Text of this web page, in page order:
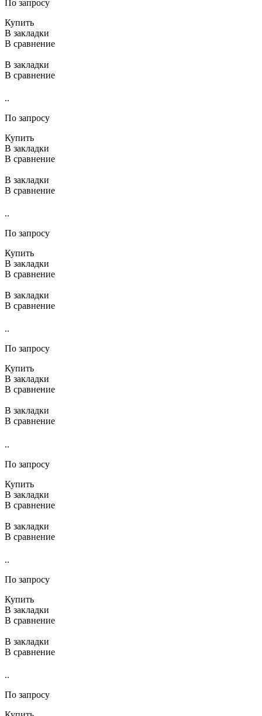
По запросу
Купить
В закладки
В сравнение
В закладки
В сравнение
..
По запросу
Купить
В закладки
В сравнение
В закладки
В сравнение
..
По запросу
Купить
В закладки
В сравнение
В закладки
В сравнение
..
По запросу
Купить
В закладки
В сравнение
В закладки
В сравнение
..
По запросу
Купить
В закладки
В сравнение
В закладки
В сравнение
..
По запросу
Купить
В закладки
В сравнение
В закладки
В сравнение
..
По запросу